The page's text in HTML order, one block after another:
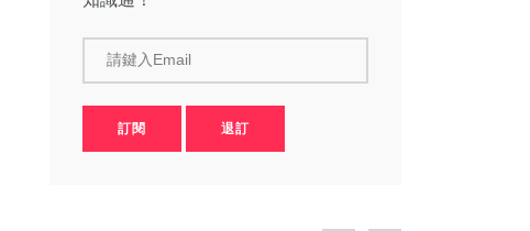
請鍵入Email
訂閱 退訂